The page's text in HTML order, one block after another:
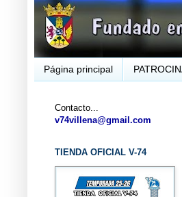
Página principal
V-74 VILLENA
Contacto...
v74villena@gmail.com
TIENDA OFICIAL V-74